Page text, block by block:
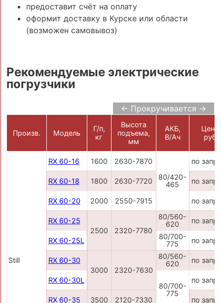
предоставит счёт на оплату
оформит доставку в Курске или области
(возможен самовывоз)
Рекомендуемые электрические
погрузчики
← Прокручивается →
Произв. Модель
Г/п,
кг
Высота
подъема,
мм
АКБ,
В/Ач
Цена,
руб.
Still
RX 60-16 1600
2630-7870
80/420-
465
по
RX 60-18 1800 2630-7720 по
RX 60-20 2000 2550-7915 по
RX 60-25
2500
2320-7780
80/560-
620
по
RX 60-25L
80/700-
775
по
RX 60-30
3000
2320-7630
80/560-
620
по
RX 60-30L
80/700-
775
по
RX 60-35 3500 2120-7330 по